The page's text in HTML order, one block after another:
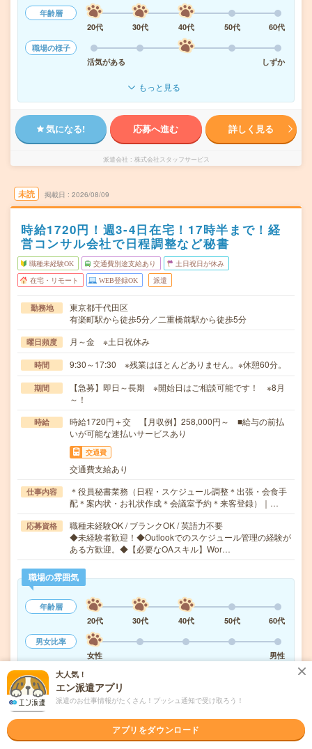
年齢層
20代
30代 40代 50代
60代
職場の様子
活気がある
しずか
もっと見る
気になる! 応募へ進む 詳しく見る
派遣会社 株式会社スタッフサービス
未読 掲載日 2026/08/09
時給1720円！週3-4日在宅！17時半まで！経
営コンサル会社で日程調整など秘書
職種未経験OK 交通費別途支給あり 土日祝日が休み
在宅・リモート WEB登録OK 派遣
勤務地
東京都千代田区
有楽町駅から徒歩5分／二重橋前駅から徒歩5分
曜日頻度 月～金 ※土日祝休み
時間 9:30～17:30 ※残業はほとんどありません。※休憩60分。
期間
【急募】即日～長期 ※開始日はご相談可能です！ ※8月
～！
時給
時給1720円＋交 【月収例】258,000円～ ■給与の前払
いが可能な速払いサービスあり
交通費
交通費支給あり
仕事内容
＊役員秘書業務（日程・スケジュール調整＊出張・会食手
配＊案内状・お礼状作成＊会議室予約＊来客登録）｜…
応募資格
職種未経験OK / ブランクOK / 英語力不要
◆未経験者歓迎！◆Outlookでのスケジュール管理の経験が
ある方歓迎。◆【必要なOAスキル】Wor…
職場の雰囲気
年齢層
20代
30代 40代 50代
60代
男女比率
女性
男性
気になる! 応募へ進む 詳しく見る
大人気！
エン派遣アプリ
派遣のお仕事情報がたくさん！プッシュ通知で受け取ろう！
アプリをダウンロード